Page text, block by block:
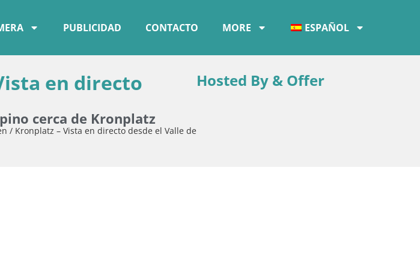
PUBLICIDAD CONTACTO MORE ESPAÑOL
en directo
cerca de Kronplatz
/ Kronplatz – Vista en directo desde el Valle de
Hosted By & Offer